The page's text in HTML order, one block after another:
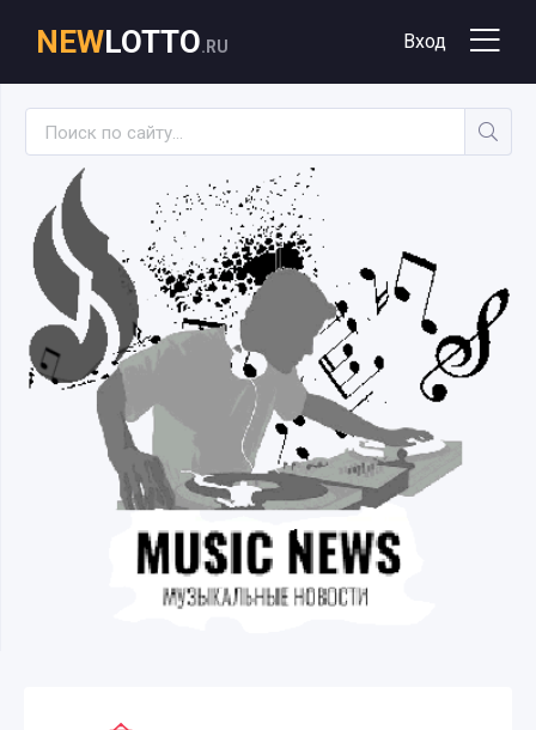
NEWLOTTO.RU Вход